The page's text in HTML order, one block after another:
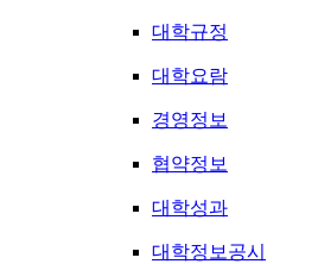
대학규정
대학요람
경영정보
협약정보
대학성과
대학정보공시